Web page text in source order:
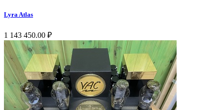
Lyra Atlas
1 143 450.00 ₽